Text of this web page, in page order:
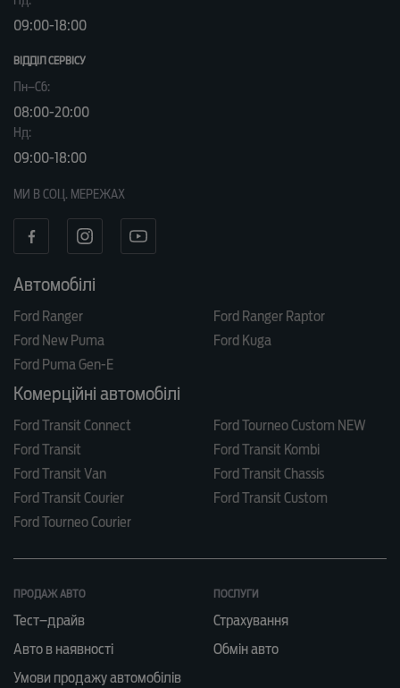
09:00-18:00
ВІДДІЛ CЕРВІСУ
Пн–Сб:
08:00-20:00
Нд:
09:00-18:00
МИ В СОЦ. МЕРЕЖАХ
Автомобілі
Ford Ranger
Ford Ranger Raptor
Ford New Puma
Ford Kuga
Ford Puma Gen-E
Комерційні автомобілі
Ford Transit Connect
Ford Tourneo Custom NEW
Ford Transit
Ford Transit Kombi
Ford Transit Van
Ford Transit Chassis
Ford Transit Courier
Ford Transit Custom
Ford Tourneo Courier
ПРОДАЖ АВТО
Тест–драйв
Авто в наявності
Умови продажу автомобілів
ПОСЛУГИ
Страхування
Обмін авто